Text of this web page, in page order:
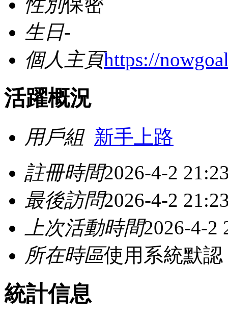
性別保密
生日-
個人主頁https://
活躍概況
用戶組 新手上路
註冊時間2026-4-2
最後訪問2026-4-2
上次活動時間2026-4-2
所在時區使用系統默認
統計信息